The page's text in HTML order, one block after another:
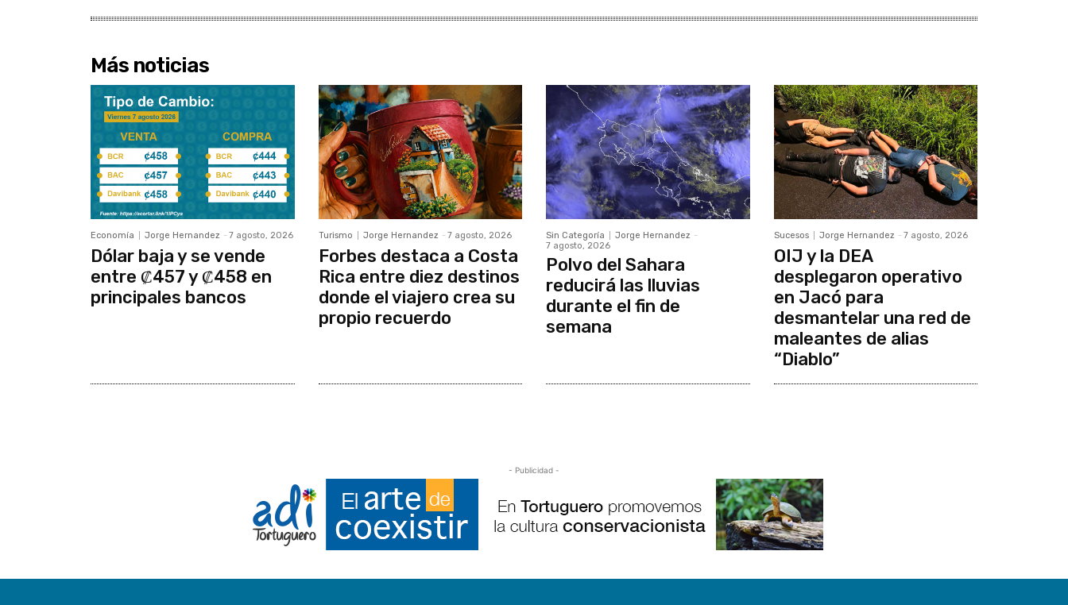
Más noticias
Economía Jorge Hernandez - 7 agosto, 2026
Dólar baja y se vende
entre ₡457 y ₡458 en
principales bancos
Turismo Jorge Hernandez - 7 agosto, 2026
Forbes destaca a Costa
Rica entre diez destinos
donde el viajero crea su
propio recuerdo
Sin Categoría Jorge Hernandez -
7 agosto, 2026
Polvo del Sahara
reducirá las lluvias
durante el fin de
semana
Sucesos Jorge Hernandez - 7 agosto, 2026
OIJ y la DEA
desplegaron operativo
en Jacó para
desmantelar una red de
maleantes de alias
“Diablo”
- Publicidad -